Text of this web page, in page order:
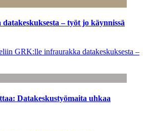
– työt jo käynnissä
GRK:lle infraurakka datakeskuksesta –
Datakeskustyömaita uhkaa